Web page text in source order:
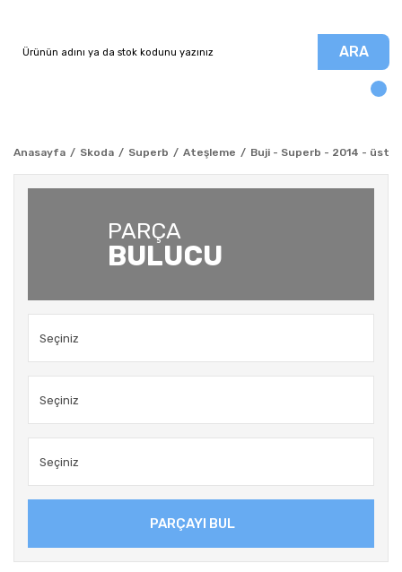
ARA
Anasayfa Skoda Superb Ateşleme Buji - Superb - 2014 - üstü
PARÇA
BULUCU
PARÇAYI BUL